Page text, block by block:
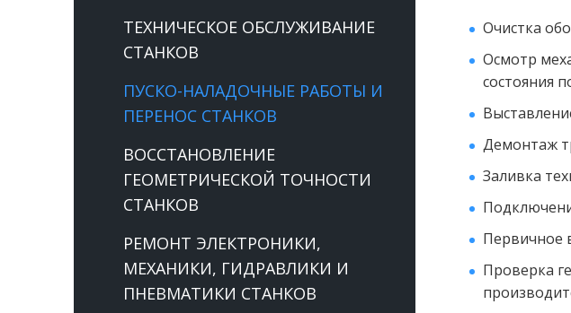
ТЕХНИЧЕСКОЕ ОБСЛУЖИВАНИЕ
СТАНКОВ
ПУСКО-НАЛАДОЧНЫЕ РАБОТЫ И
ПЕРЕНОС СТАНКОВ
ВОССТАНОВЛЕНИЕ
ГЕОМЕТРИЧЕСКОЙ ТОЧНОСТИ
СТАНКОВ
РЕМОНТ ЭЛЕКТРОНИКИ,
МЕХАНИКИ, ГИДРАВЛИКИ И
ПНЕВМАТИКИ СТАНКОВ
Очистка
Осмотр
состояния
Демонтаж
Заливка
Первичное
Проверка